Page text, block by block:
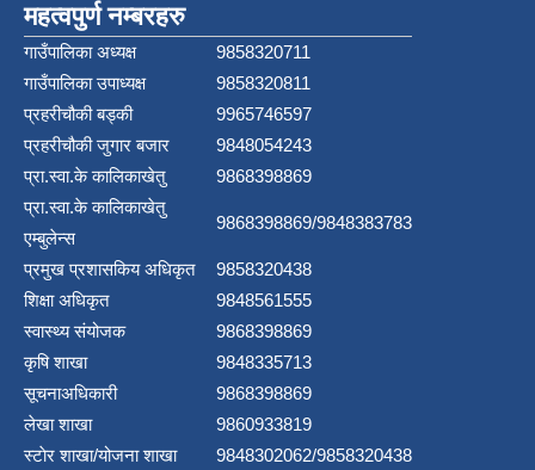
महत्वपुर्ण नम्बरहरु
गाउँपालिका अध्यक्ष
9858320711
गाउँपालिका उपाध्यक्ष
9858320811
प्रहरीचौकी बड्की
9965746597
प्रहरीचौकी जुगार बजार
9848054243
प्रा.स्वा.के कालिकाखेतु
9868398869
प्रा.स्वा.के कालिकाखेतु
एम्बुलेन्स
9868398869/9848383783
प्रमुख प्रशासकिय अधिकृत
9858320438
शिक्षा अधिकृत
9848561555
स्वास्थ्य संयोजक
9868398869
कृषि शाखा
9848335713
सूचनाअधिकारी
9868398869
लेखा शाखा
9860933819
स्टाेर शाखा/योजना शाखा
9848302062/9858320438